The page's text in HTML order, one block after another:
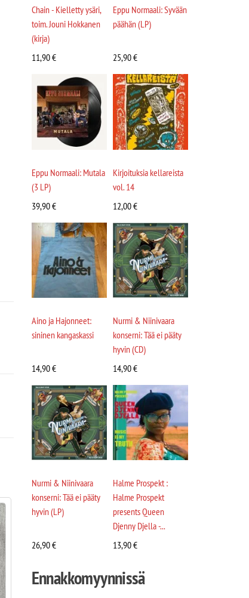
Chain - Kielletty ysäri,
toim. Jouni Hokkanen
(kirja)
11,90€
Eppu Normaali: Syvään
päähän (LP)
25,90€
Eppu Normaali: Mutala
(3 LP)
39,90€
Kirjoituksia kellareista
vol. 14
12,00€
Aino ja Hajonneet:
sininen kangaskassi
14,90€
Nurmi & Niinivaara
konserni: Tää ei pääty
hyvin (CD)
14,90€
Nurmi & Niinivaara
konserni: Tää ei pääty
hyvin (LP)
26,90€
Halme Prospekt :
Halme Prospekt
presents Queen
Djenny Djella -...
13,90€
Ennakkomyynnissä